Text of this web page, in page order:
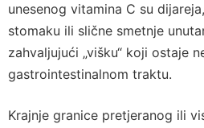
unesenog vitamina C su
stomaku ili slične smetnje
zahvaljujući „višku“ koji ostaje
gastrointestinalnom traktu.
Krajnje granice pretjeranog ili